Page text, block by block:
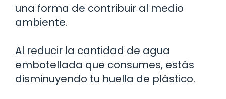
una forma de contribuir al medio
ambiente.
Al reducir la cantidad de agua
embotellada que consumes, estás
disminuyendo tu huella de plástico.